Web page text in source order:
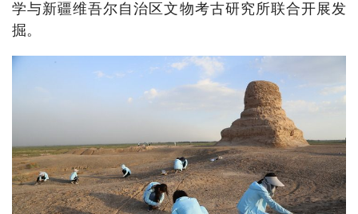
学与新疆维吾尔自治区文物考古研究所联合开展发
掘。